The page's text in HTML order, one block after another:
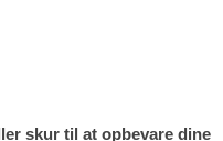
skur til at opbevare dine